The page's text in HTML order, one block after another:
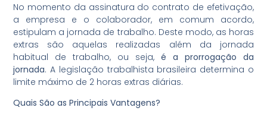
No momento da assinatura do contrato de efetivação,
a empresa e o colaborador, em comum acordo,
estipulam a jornada de trabalho. Deste modo, as horas
extras são aquelas realizadas além da jornada
habitual de trabalho, ou seja, é a prorrogação da
jornada. A legislação trabalhista brasileira determina o
limite máximo de 2 horas extras diárias.
Quais São as Principais Vantagens?